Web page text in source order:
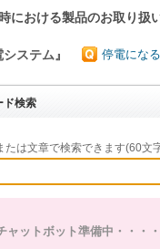
における製品のお取り扱
ステム』 停電にな
ド検索
たは文章で検索できます(60文
ャットボット準備中・・・・